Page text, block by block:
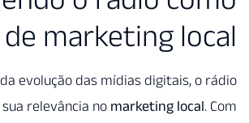
canal de
A pesar da evolução
mantém sua relevância